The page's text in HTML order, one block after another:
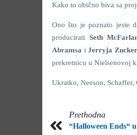
Kako to obično biva sa
Ono što je poznato jeste
producirati Seth
Abramsa iJerryja
prekretnicu u Nielsenovoj
Ukratko, Neeson,
Prethodna
“Halloween Ends“